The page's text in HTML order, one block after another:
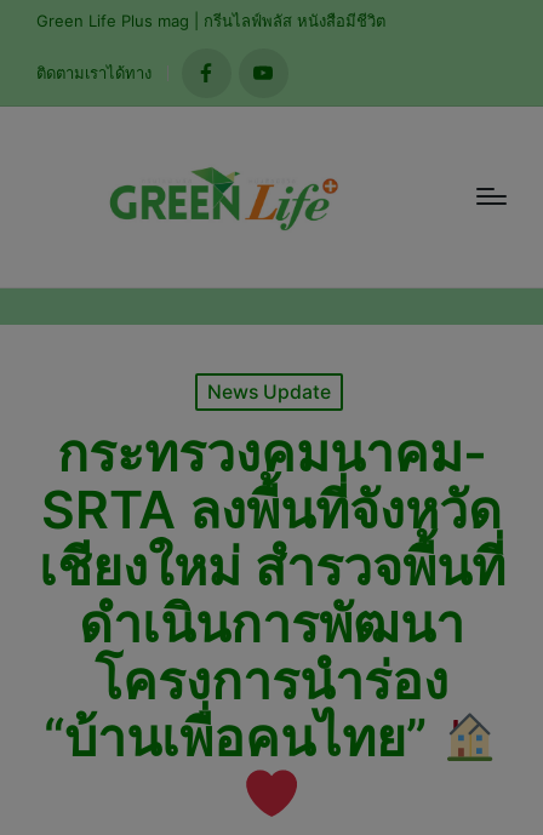
Green Life Plus mag | กรีนไลฟ์พลัส หนังสือมีชีวิต
ติดตามเราได้ทาง
facebookyoutube
Posted
News Update
กระทรวงคมนาคม-
SRTA ลงพื้นที่จังหวัด
เชียงใหม่ สำรวจพื้นที่
ดำเนินการพัฒนา
โครงการนำร่อง
“บ้านเพื่อคนไทย”
modal-check